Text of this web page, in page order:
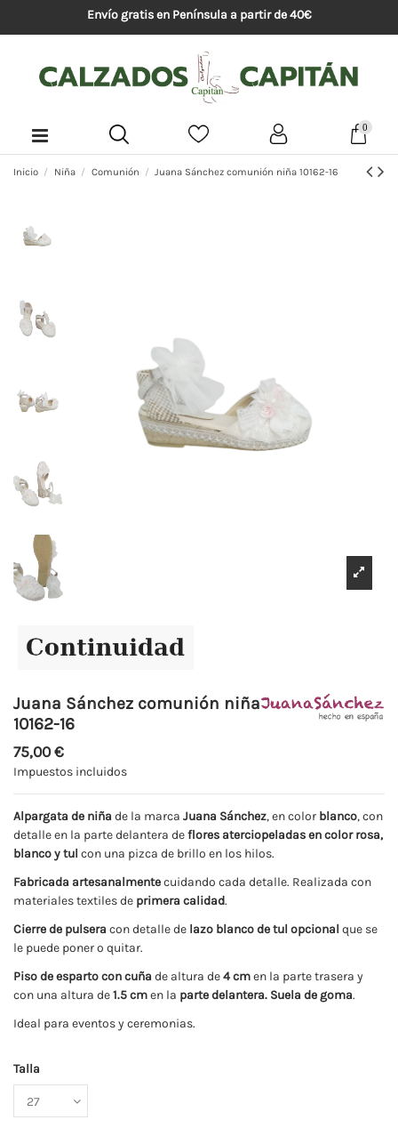
Envío gratis en Península a partir de 40€
0
Inicio Niña Comunión Juana Sánchez comunión niña 10162-16
Juana Sánchez comunión niña
10162-16
75,00 €
Impuestos incluidos
Alpargata de niña de la marca Juana Sánchez, en color blanco, con
detalle en la parte delantera deflores aterciopeladas en color rosa,
blanco y tul con una pizca de brillo en los hilos.
Fabricada artesanalmentecuidando cada detalle. Realizada con
materiales textiles de primera calidad.
Cierre de pulsera con detalle de lazo blanco de tul opcional que se
le puede poner o quitar.
Piso de esparto con cuña de altura de4 cmen la parte trasera y
con una altura de1.5 cmen la parte delantera. Suela de goma.
Ideal para eventos y ceremonias.
Talla